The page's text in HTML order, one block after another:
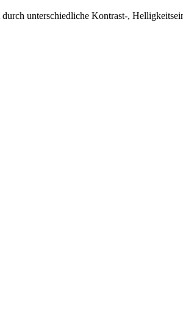
unterschiedliche Kontrast-,